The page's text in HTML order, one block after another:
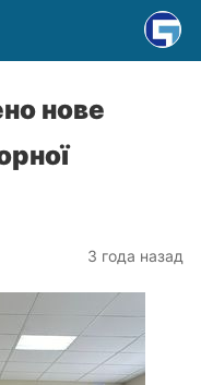
нове
3 года назад